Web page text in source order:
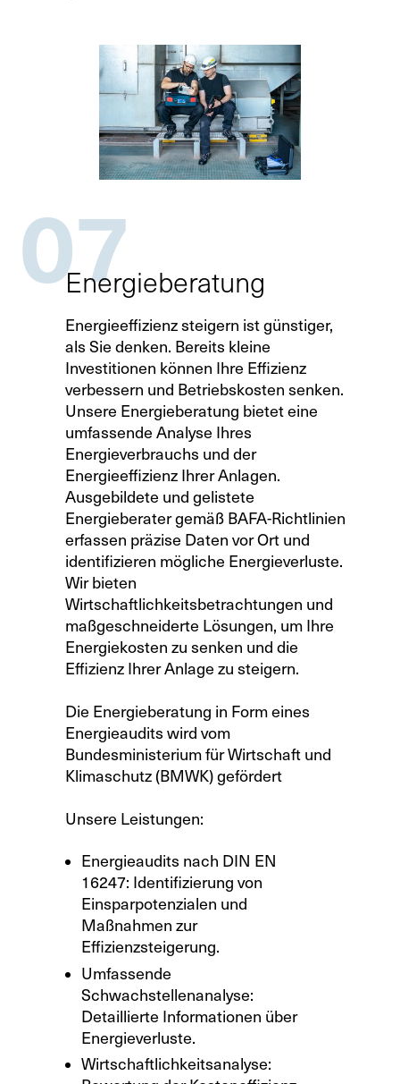
07
Energieberatung
Energieeffizienz steigern ist günstiger,
als Sie denken. Bereits kleine
Investitionen können Ihre Effizienz
verbessern und Betriebskosten senken.
Unsere Energieberatung bietet eine
umfassende Analyse Ihres
Energieverbrauchs und der
Energieeffizienz Ihrer Anlagen.
Ausgebildete und gelistete
Energieberater gemäß BAFA-Richtlinien
erfassen präzise Daten vor Ort und
identifizieren mögliche Energieverluste.
Wir bieten
Wirtschaftlichkeitsbetrachtungen und
maßgeschneiderte Lösungen, um Ihre
Energiekosten zu senken und die
Effizienz Ihrer Anlage zu steigern.
Die Energieberatung in Form eines
Energieaudits wird vom
Bundesministerium für Wirtschaft und
Klimaschutz (BMWK) gefördert
Unsere Leistungen:
Energieaudits nach DIN EN
16247: Identifizierung von
Einsparpotenzialen und
Maßnahmen zur
Effizienzsteigerung.
Umfassende
Schwachstellenanalyse:
Detaillierte Informationen über
Energieverluste.
Wirtschaftlichkeitsanalyse: